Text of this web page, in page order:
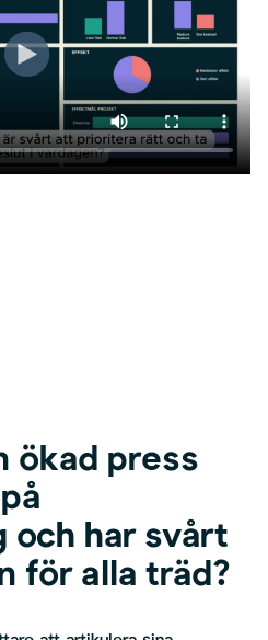
ökad press
och har svårt
för alla träd?